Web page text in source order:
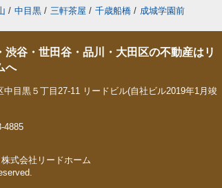
/ 中目黒 / 三軒茶屋 / 千歳船橋 / 成城学園前
渋谷・世田谷・品川・大田区の不動産はリ
へ
中目黒５丁目27-11 リードビル(自社ビル2019年1月竣
4885
式会社リードホーム